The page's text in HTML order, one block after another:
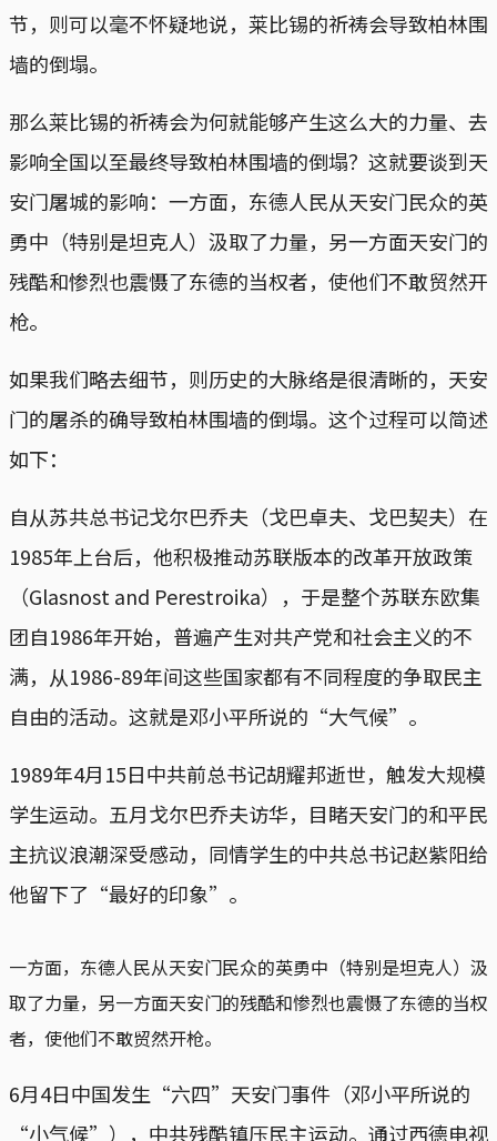
节，则可以毫不怀疑地说，莱比锡的祈祷会导致柏林围
墙的倒塌。
那么莱比锡的祈祷会为何就能够产生这么大的力量、去
影响全国以至最终导致柏林围墙的倒塌？这就要谈到天
安门屠城的影响：一方面，东德人民从天安门民众的英
勇中（特别是坦克人）汲取了力量，另一方面天安门的
残酷和惨烈也震慑了东德的当权者，使他们不敢贸然开
枪。
如果我们略去细节，则历史的大脉络是很清晰的，天安
门的屠杀的确导致柏林围墙的倒塌。这个过程可以简述
如下：
自从苏共总书记戈尔巴乔夫（戈巴卓夫、戈巴契夫）在
1985年上台后，他积极推动苏联版本的改革开放政策
（Glasnost and Perestroika），于是整个苏联东欧集
团自1986年开始，普遍产生对共产党和社会主义的不
满，从1986-89年间这些国家都有不同程度的争取民主
自由的活动。这就是邓小平所说的“大气候”。
1989年4月15日中共前总书记胡耀邦逝世，触发大规模
学生运动。五月戈尔巴乔夫访华，目睹天安门的和平民
主抗议浪潮深受感动，同情学生的中共总书记赵紫阳给
他留下了“最好的印象”。
一方面，东德人民从天安门民众的英勇中（特别是坦克人）汲
取了力量，另一方面天安门的残酷和惨烈也震慑了东德的当权
者，使他们不敢贸然开枪。
6月4日中国发生“六四”天安门事件（邓小平所说的
“小气候”），中共残酷镇压民主运动。通过西德电视